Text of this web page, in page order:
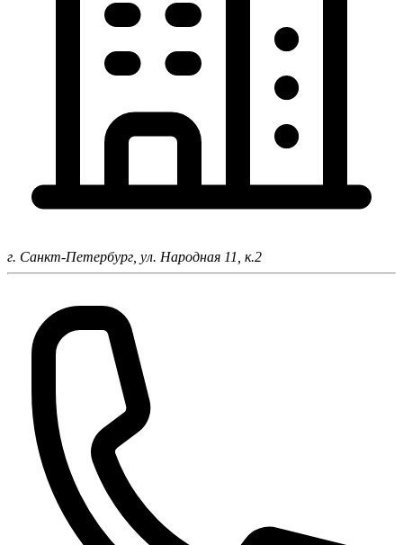
г. Санкт-Петербург, ул. Народная 11, к.2